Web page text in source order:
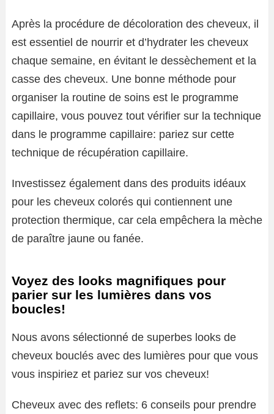
Après la procédure de décoloration des cheveux, il
est essentiel de nourrir et d’hydrater les cheveux
chaque semaine, en évitant le dessèchement et la
casse des cheveux. Une bonne méthode pour
organiser la routine de soins est le programme
capillaire, vous pouvez tout vérifier sur la technique
dans le programme capillaire: pariez sur cette
technique de récupération capillaire.
Investissez également dans des produits idéaux
pour les cheveux colorés qui contiennent une
protection thermique, car cela empêchera la mèche
de paraître jaune ou fanée.
Voyez des looks magnifiques pour
parier sur les lumières dans vos
boucles!
Nous avons sélectionné de superbes looks de
cheveux bouclés avec des lumières pour que vous
vous inspiriez et pariez sur vos cheveux!
Cheveux avec des reflets: 6 conseils pour prendre